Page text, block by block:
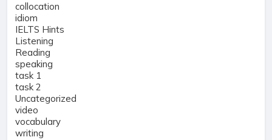
collocation
idiom
IELTS Hints
Listening
Reading
speaking
task 1
task 2
Uncategorized
video
vocabulary
writing